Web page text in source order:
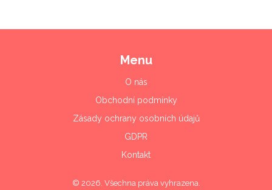
Menu
O nás
Obchodní podmínky
Zásady ochrany osobních údajů
GDPR
Kontakt
© 2026. Všechna práva vyhrazena.